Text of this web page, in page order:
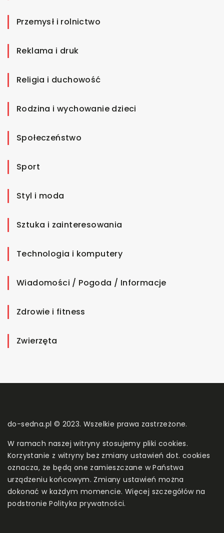
Przemysł i rolnictwo
Reklama i druk
Religia i duchowość
Rodzina i wychowanie dzieci
Społeczeństwo
Sport
Styl i moda
Sztuka i zainteresowania
Technologia i komputery
Wiadomości / Pogoda / Informacje
Zdrowie i fitness
Zwierzęta
do-sedna.pl © 2023. Wszelkie prawa zastrzeżone.
W ramach naszej witryny stosujemy pliki cookies.
Korzystanie z witryny bez zmiany ustawień dot. cookies
oznacza, że będą one zamieszczane w Państwa
urządzeniu końcowym. Zmiany ustawień można
dokonać w każdym momencie. Więcej szczegółów na
podstroniePolityka prywatności.